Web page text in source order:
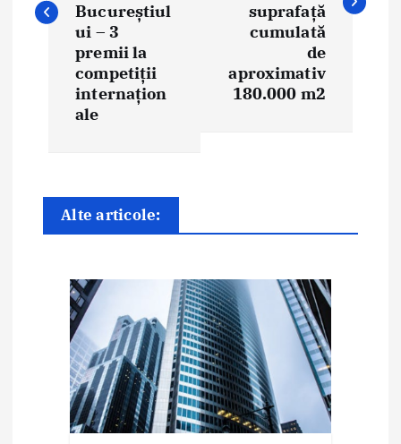
g
a
Bucureștiul
ui – 3
premii la
competiții
internațion
ale
suprafață
cumulată
de
aproximativ
180.000 m2
Alte articole: